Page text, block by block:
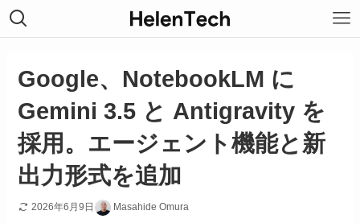
Google、NotebookLM に
Gemini 3.5 と Antigravity を
採用。エージェント機能と新
出力形式を追加
2026年6月9日 Masahide Omura